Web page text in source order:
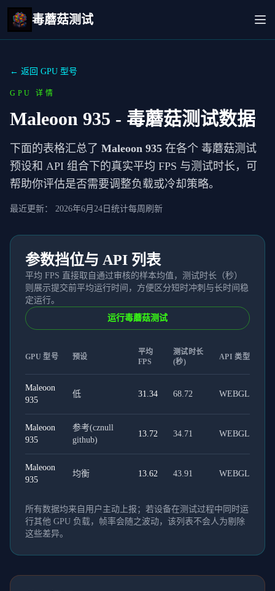
毒蘑菇测试
← 返回 GPU 型号
GPU 详情
Maleoon 935 - 毒蘑菇测试数据
下面的表格汇总了 Maleoon 935 在各个 毒蘑菇测试
预设和 API 组合下的真实平均 FPS 与测试时长，可
帮助你评估是否需要调整负载或冷却策略。
最近更新： 2026年6月24日 统计每周刷新
参数挡位与 API 列表
平均 FPS 直接取自通过审核的样本均值，测试时长（秒）
则展示提交前平均运行时间，方便区分短时冲刺与长时间稳
定运行。
运行毒蘑菇测试
GPU 型号 预设
平均
FPS
测试时长
(秒)
API 类型
Maleoon
935
低 31.34 68.72 WEBGL
Maleoon
935
参考(cznull
github)
13.72 34.71 WEBGL
Maleoon
935
均衡 13.62 43.91 WEBGL
所有数据均来自用户主动上报；若设备在测试过程中同时运
行其他 GPU 负载，帧率会随之波动，该列表不会人为剔除
这些差异。